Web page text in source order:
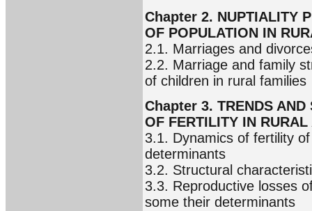
Chapter 2. NUPTIALITY
OF POPULATION IN
2.1. Marriages and
2.2. Marriage and family
of children in rural families
Chapter 3. TRENDS AND
OF FERTILITY IN
3.1. Dynamics of fertility
determinants
3.2. Structural
3.3. Reproductive losses
some their determinants